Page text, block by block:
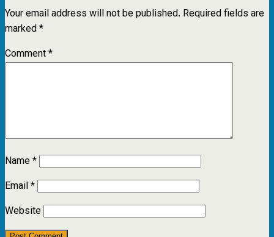
Your email address will not be published. Required fields are
marked*
Comment*
Name*
Email*
Website